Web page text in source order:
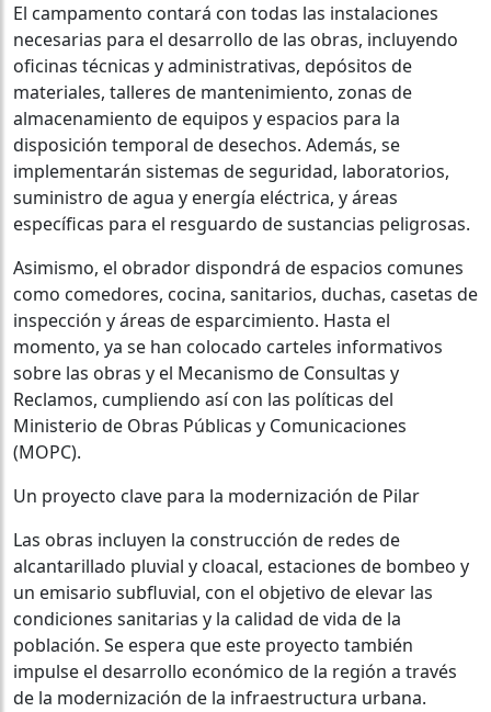
El campamento contará con todas las instalaciones
necesarias para el desarrollo de las obras, incluyendo
oficinas técnicas y administrativas, depósitos de
materiales, talleres de mantenimiento, zonas de
almacenamiento de equipos y espacios para la
disposición temporal de desechos. Además, se
implementarán sistemas de seguridad, laboratorios,
suministro de agua y energía eléctrica, y áreas
específicas para el resguardo de sustancias peligrosas.
Asimismo, el obrador dispondrá de espacios comunes
como comedores, cocina, sanitarios, duchas, casetas de
inspección y áreas de esparcimiento. Hasta el
momento, ya se han colocado carteles informativos
sobre las obras y el Mecanismo de Consultas y
Reclamos, cumpliendo así con las políticas del
Ministerio de Obras Públicas y Comunicaciones
(MOPC).
Un proyecto clave para la modernización de Pilar
Las obras incluyen la construcción de redes de
alcantarillado pluvial y cloacal, estaciones de bombeo y
un emisario subfluvial, con el objetivo de elevar las
condiciones sanitarias y la calidad de vida de la
población. Se espera que este proyecto también
impulse el desarrollo económico de la región a través
de la modernización de la infraestructura urbana.